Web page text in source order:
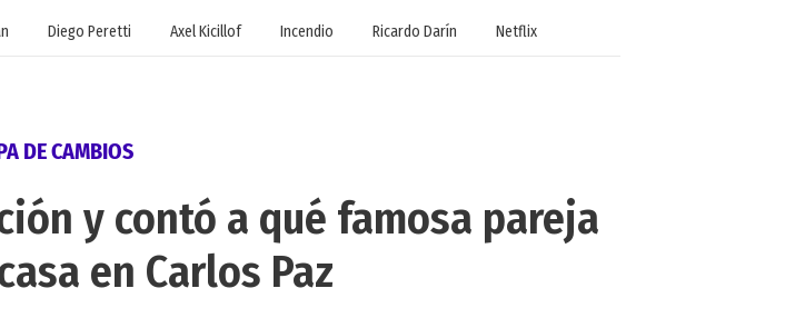
Diego Peretti Axel Kicillof Incendio Ricardo Darín Netflix
DE CAMBIOS
y contó a qué famosa pareja
en Carlos Paz